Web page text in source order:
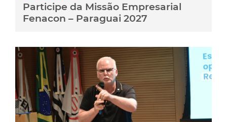
Participe da Missão Empresarial
Fenacon – Paraguai 2027